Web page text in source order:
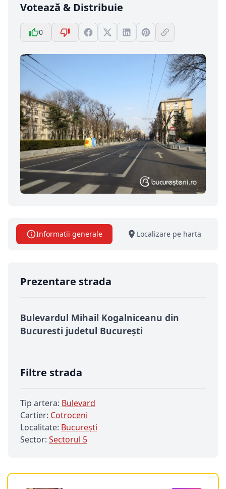
Votează & Distribuie
0
Informatii generale Localizare pe harta
Prezentare strada
Bulevardul Mihail Kogalniceanu din
Bucuresti judetul București
Filtre strada
Tip artera: Bulevard
Cartier: Cotroceni
Localitate: Bucureşti
Sector: Sectorul 5